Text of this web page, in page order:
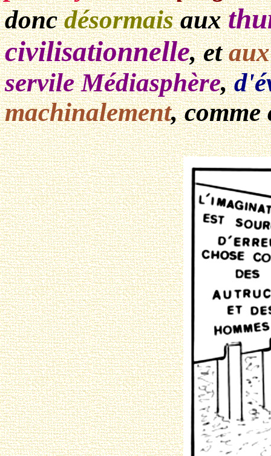
doncdésormaisaux
civilisationnelle, et
servile Médiasphère,
machinalement,